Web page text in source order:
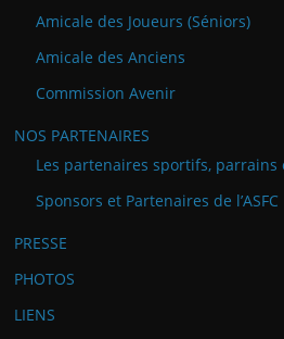
Amicale des Joueurs (Séniors)
Amicale des Anciens
Commission Avenir
NOS PARTENAIRES
Les partenaires sportifs, parrains
Sponsors et Partenaires de l’ASFC
PRESSE
PHOTOS
LIENS